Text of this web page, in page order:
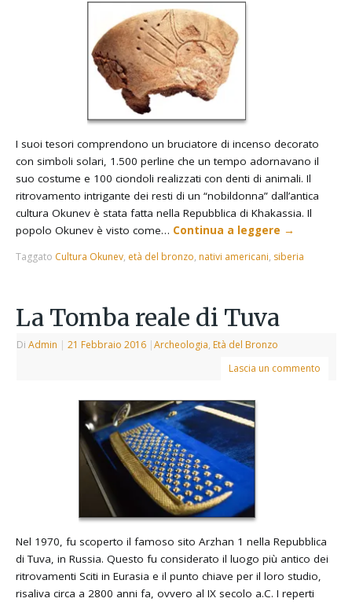
I suoi tesori comprendono un bruciatore di incenso decorato
con simboli solari, 1.500 perline che un tempo adornavano il
suo costume e 100 ciondoli realizzati con denti di animali. Il
ritrovamento intrigante dei resti di un “nobildonna” dall’antica
cultura Okunev è stata fatta nella Repubblica di Khakassia. Il
popolo Okunev è visto come… Continua a leggere →
Taggato Cultura Okunev, età del bronzo, nativi americani, siberia
La Tomba reale di Tuva
DiAdmin | 21 Febbraio 2016 |Archeologia, Età del Bronzo
Lascia un commento
Nel 1970, fu scoperto il famoso sito Arzhan 1 nella Repubblica
di Tuva, in Russia. Questo fu considerato il luogo più antico dei
ritrovamenti Sciti in Eurasia e il punto chiave per il loro studio,
risaliva circa a 2800 anni fa, ovvero al IX secolo a.C. I reperti